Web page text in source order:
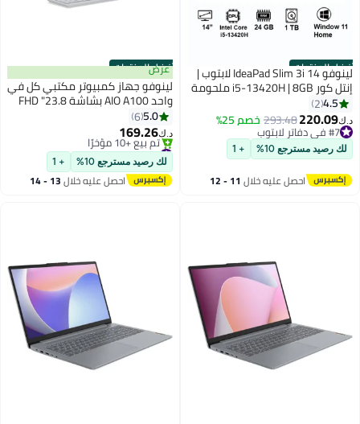
أفضل المنتجات لينوفو IdeaPad Slim 3i 14 لابتوب |
إنتل كور i5-13420H | 8GB ملحومة
DDR5-4800 + 16GB SODIMM
شاشة 14 بوصة | إنتل UHD
جرافيكس | ويندوز 11 هوم | لون لونا
جراي | 83K000A7AX+acc, إنجليزي /
عربي -حزمة مع فأرة وحقيبة ظهر
4.5
2
د.ك‏220.09
293.48خصم 25%
#7 في دفاتر لابتوب
#7 في دفاتر لابتوب
لك رصيد مسترجع 10% + 1
احصل عليه خلال 11 - 12
أفضل المنتجات
عرض
لينوفو جهاز كمبيوتر مكتبي كل في
واحد AIO A100 بشاشة 23.8" FHD
DDR4، 512GB SSD، Wi-Fi 6،
Windows 11 Pro، لوحة مفاتيح
سنة (محدث)
5.0
6
د.ك‏169.26
#1 في كمبيوتر مكتبي متكامل
بتخلّص بسرعة
تم بيع +10 مؤخرًا
#1 في كمبيوتر مكتبي متكامل
لك رصيد مسترجع 10% + 1
احصل عليه خلال 13 - 14